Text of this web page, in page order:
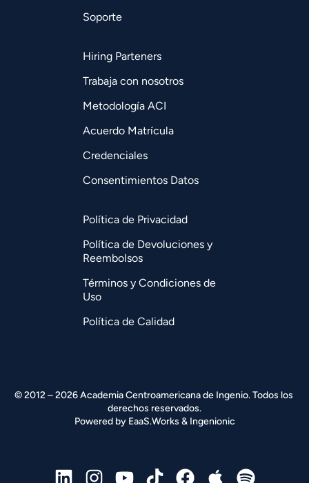
Soporte
Hiring Parteners
Trabaja con nosotros
Metodología ACI
Acuerdo Matrícula
Credenciales
Consentimientos Datos
Política de Privacidad
Política de Devoluciones y
Reembolsos
Términos y Condiciones de
Uso
Política de Calidad
© 2012 – 2026 Academia Centroamericana de Ingenio. Todos los
derechos reservados.
Powered by EaaS.Works & Ingenionic